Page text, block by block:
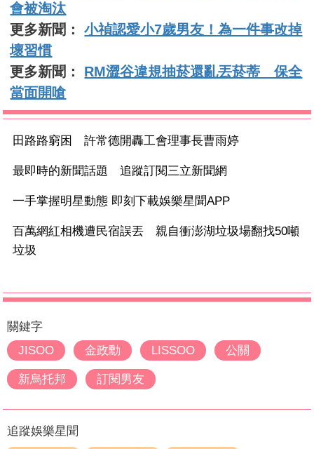
會被淘汰
更多新聞：小禎認愛小7歲男友！為一件事改掉
壞習慣
更多新聞： RM澀谷違規抽菸還亂丟菸蒂 保全
當面開嗆
田路路窮困 許常德開轟工會理事長曹雨婷
最即時的新聞話題 追蹤訂閱三立新聞網
一手掌握明星動態 即刻下載娛樂星聞APP
百萬網紅相機遭民宿誤丟 親自衝澎湖垃圾場翻找50噸
垃圾
關鍵字
JISOO
金政勳 LISSOO 公關
新烏托邦 訂閱男友
追蹤娛樂星聞